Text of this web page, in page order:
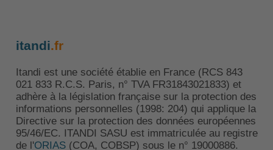
itandi.fr
Itandi est une société établie en France (RCS 843
021 833 R.C.S. Paris, n° TVA FR31843021833) et
adhère à la législation française sur la protection des
informations personnelles (1998: 204) qui applique la
Directive sur la protection des données européennes
95/46/EC. ITANDI SASU est immatriculée au registre
de l'ORIAS(COA, COBSP) sous le n° 19000886.